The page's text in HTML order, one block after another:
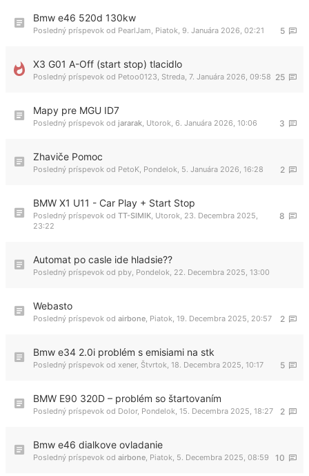
Bmw e46 520d 130kw
5
Posledný príspevok od PearlJam Piatok, 9. Januára 2026, 02:21
X3 G01 A-Off (start stop) tlacidlo
25
Posledný príspevok od Petoo0123 Streda, 7. Januára 2026, 09:58
Mapy pre MGU ID7
3
Posledný príspevok od jararak Utorok, 6. Januára 2026, 10:06
Zhaviče Pomoc
2
Posledný príspevok od PetoK Pondelok, 5. Januára 2026, 16:28
BMW X1 U11 - Car Play + Start Stop
8
Posledný príspevok od TT-SIMIK Utorok, 23. Decembra 2025,
23:22
Automat po casle ide hladsie??
Posledný príspevok od pby Pondelok, 22. Decembra 2025, 13:00
Webasto
2
Posledný príspevok od airbone Piatok, 19. Decembra 2025, 20:57
Bmw e34 2.0i problém s emisiami na stk
5
Posledný príspevok od xener, Štvrtok, 18. Decembra 2025, 10:17
BMW E90 320D – problém so štartovaním
2
Posledný príspevok od Dolor, Pondelok, 15. Decembra 2025, 18:27
Bmw e46 dialkove ovladanie
10
Posledný príspevok od airbone Piatok, 5. Decembra 2025, 08:59